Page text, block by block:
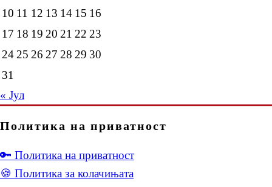
10 11 12 13 14 15 16
17 18 19 20 21 22 23
2425 26 27 28 29 30
31
« Јул
Политика на приватност
🔑 Политика на приватност
🍪 Политика за колачињата